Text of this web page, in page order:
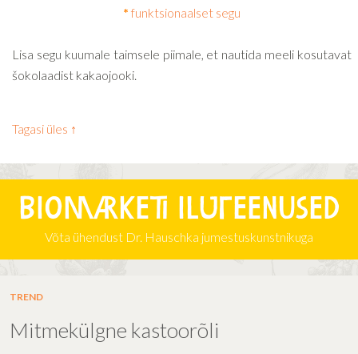
* funktsionaalset segu
Lisa segu kuumale taimsele piimale, et nautida meeli kosutavat
šokolaadist kakaojooki.
Tagasi üles ↑
Biomarketi iluteenused
Võta ühendust Dr. Hauschka jumestuskunstnikuga
TREND
Mitmekülgne kastoorõli